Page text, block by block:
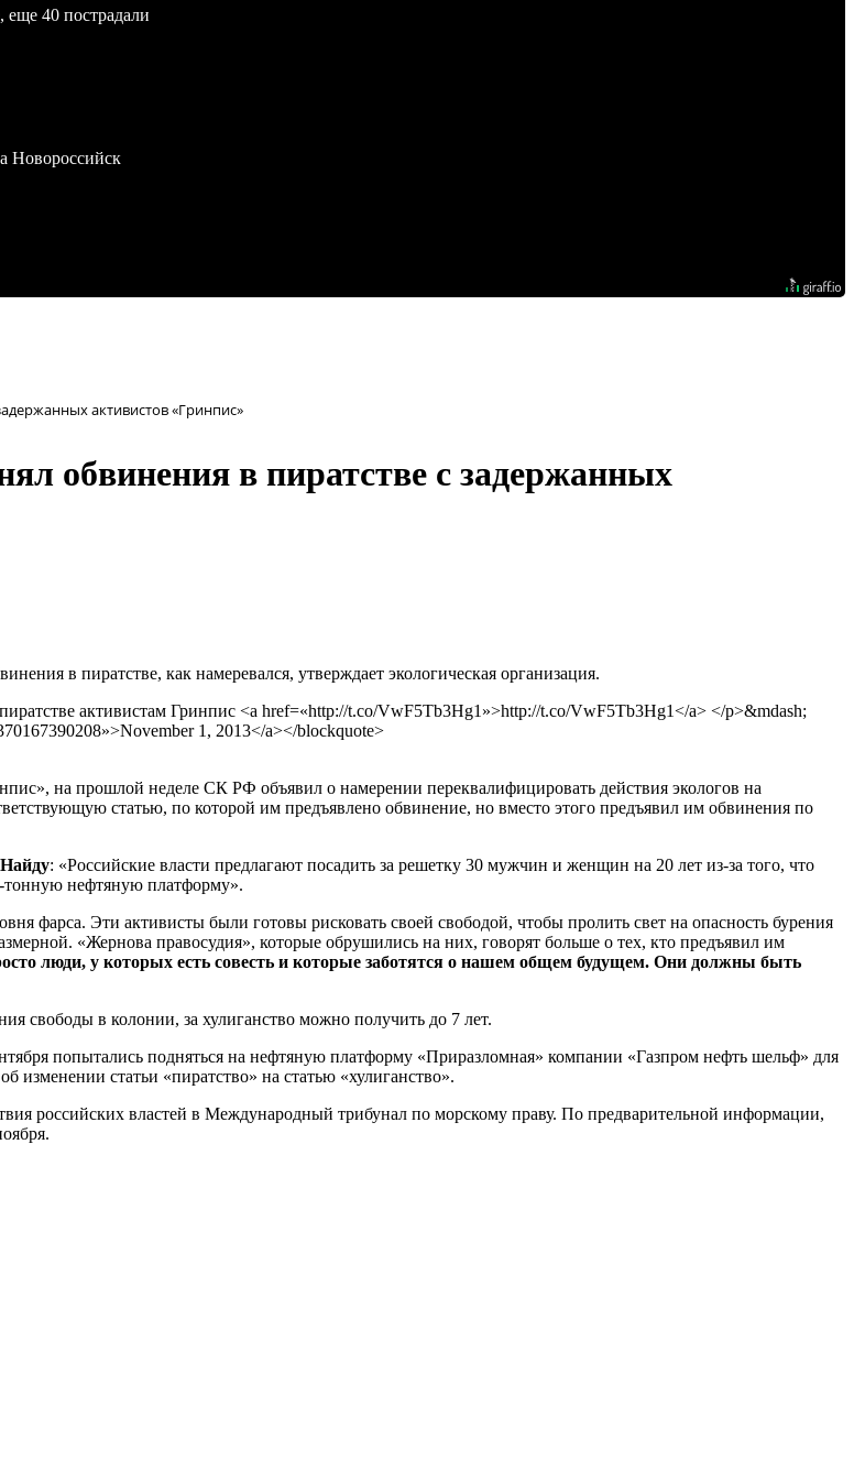
40 пострадали
Новороссийск
активистов «Гринпис»
обвинения в пиратстве с задержанных
в пиратстве, как намеревался, утверждает экологическая организация.
активистам Гринпис <a href=«http://t.co/VwF5Tb3Hg1»>http://t.co/VwF5Tb3Hg1</a> </p>&mdash;
1, 2013</a></blockquote>
на прошлой неделе СК РФ объявил о намерении переквалифицировать действия экологов на
статью, по которой им предъявлено обвинение, но вместо этого предъявил им обвинения по
: «Российские власти предлагают посадить за решетку 30 мужчин и женщин на 20 лет из-за того, что
тонную нефтяную платформу».
фарса. Эти активисты были готовы рисковать своей свободой, чтобы пролить свет на опасность бурения
«Жернова правосудия», которые обрушились на них, говорят больше о тех, кто предъявил им
люди, у которых есть совесть и которые заботятся о нашем общем будущем. Они должны быть
свободы в колонии, за хулиганство можно получить до 7 лет.
попытались подняться на нефтяную платформу «Приразломная» компании «Газпром нефть шельф» для
статьи «пиратство» на статью «хулиганство».
российских властей в Международный трибунал по морскому праву. По предварительной информации,